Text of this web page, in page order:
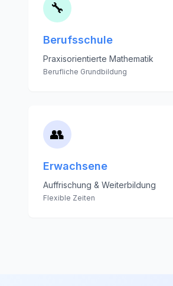
🔧
Berufsschule
Praxisorientierte Mathematik
Berufliche Grundbildung
👥
Erwachsene
Auffrischung & Weiterbildung
Flexible Zeiten